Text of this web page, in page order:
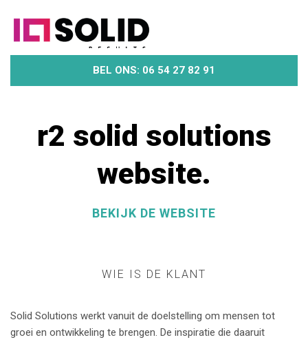
BEL ONS: 06 54 27 82 91
r2 solid solutions
website.
BEKIJK DE WEBSITE
WIE IS DE KLANT
Solid Solutions werkt vanuit de doelstelling om mensen tot
groei en ontwikkeling te brengen. De inspiratie die daaruit